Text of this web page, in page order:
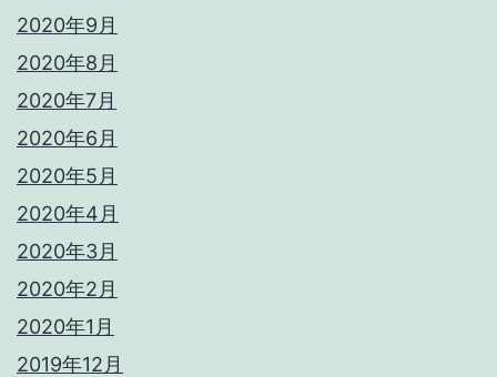
2020年9月
2020年8月
2020年7月
2020年6月
2020年5月
2020年4月
2020年3月
2020年2月
2020年1月
2019年12月